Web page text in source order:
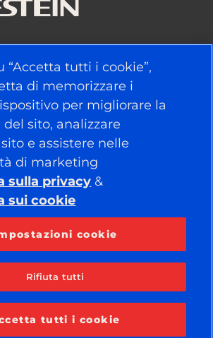
YouTube
“Accetta tutti i cookie”,
di memorizzare i
per migliorare la
sito, analizzare
e assistere nelle
di marketing
sulla privacy &
sui cookie
cookie
Rifiuta tutti
tutti i cookie